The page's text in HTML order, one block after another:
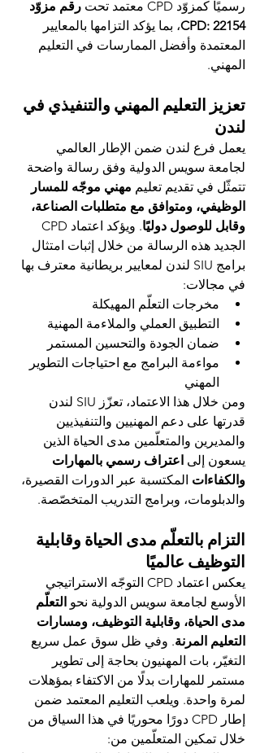
رسميًا كمزوّد CPD معتمد تحت
رقم مزوّد
CPD: 22154، بما يؤكد التزامها بالمعايير
المعتمدة وأفضل الممارسات في التعليم
المهني.
تعزيز التعليم المهني والتنفيذي في
لندن
يعمل فرع لندن ضمن الإطار العالمي
لجامعة سويس الدولية وفق رسالة واضحة
تتمثّل في تقديم تعليم مهني موجّه للمسار
الوظيفي، ومتوافق مع متطلبات الصناعة،
وقابل للوصول دوليًا
الجديد هذه الرسالة من خلال إثبات امتثال
برامج SIU لندن لمعايير بريطانية معترف بها
في مجالات:
مخرجات التعلّم المهيكلة
التطبيق العملي والملاءمة المهنية
ضمان الجودة والتحسين المستمر
مواءمة البرامج مع احتياجات التطوير
المهني
ومن خلال هذا الاعتماد، تعزّز SIU لندن
قدرتها على دعم المهنيين والتنفيذيين
والمديرين والمتعلّمين مدى الحياة الذين
يسعون إلى اعتراف رسمي بالمهارات
والكفاءات المكتسبة عبر الدورات القصيرة،
والدبلومات، وبرامج التدريب المتخصّصة.
التزام بالتعلّم مدى الحياة وقابلية
التوظيف عالميًا
يعكس اعتماد CPD التوجّه الاستراتيجي
الأوسع لجامعة سويس الدولية نحو التعلّم
مدى الحياة، وقابلية التوظيف، ومسارات
التعليم المرنة. وفي ظل سوق عمل سريع
التغيّر، بات المهنيون بحاجة إلى تطوير
مستمر للمهارات بدلًا من الاكتفاء بمؤهلات
لمرة واحدة. ويلعب التعليم المعتمد ضمن
إطار CPD دورًا محوريًا في هذا السياق من
خلال تمكين المتعلّمين من: